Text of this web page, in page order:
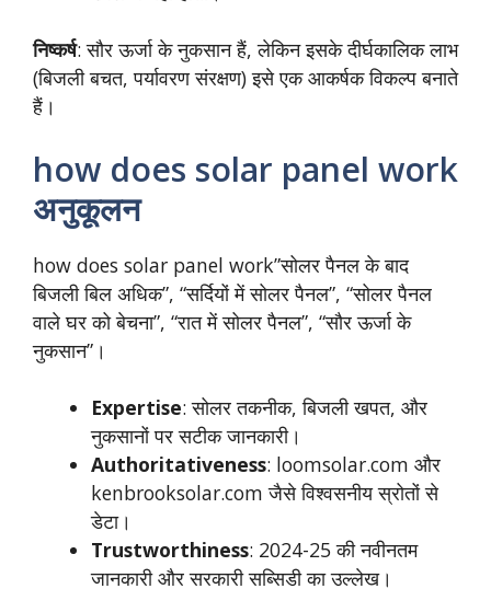
निष्कर्ष: सौर ऊर्जा के नुकसान हैं, लेकिन इसके दीर्घकालिक लाभ
(बिजली बचत, पर्यावरण संरक्षण) इसे एक आकर्षक विकल्प बनाते
हैं।
how does solar panel work
अनुकूलन
how does solar panel work”सोलर पैनल के बाद
बिजली बिल अधिक”, “सर्दियों में सोलर पैनल”, “सोलर पैनल
वाले घर को बेचना”, “रात में सोलर पैनल”, “सौर ऊर्जा के
नुकसान”।
Expertise: सोलर तकनीक, बिजली खपत, और
नुकसानों पर सटीक जानकारी।
Authoritativeness: loomsolar.com और
kenbrooksolar.com जैसे विश्वसनीय स्रोतों से
डेटा।
Trustworthiness: 2024-25 की नवीनतम
जानकारी और सरकारी सब्सिडी का उल्लेख।